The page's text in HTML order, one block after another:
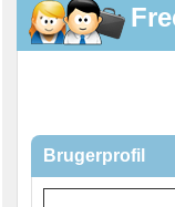
Brugerprofil